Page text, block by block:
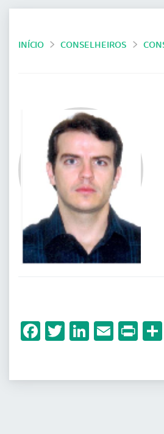
INÍCIO CONSELHEIROS
Facebook
Twitter
LinkedIn
Email
Print